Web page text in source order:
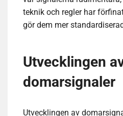
teknik och regler har
gör dem mer
Utvecklingen
domarsignaler
Utvecklingen av